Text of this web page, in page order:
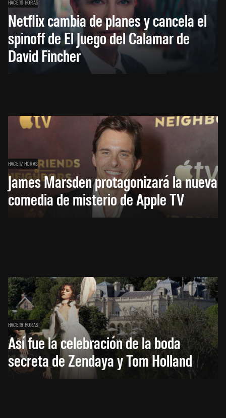
HACE 16 HORAS
Netflix cambia de planes y cancela el
spinoff de El Juego del Calamar de
David Fincher
HACE 17 HORAS
James Marsden protagonizará la nueva
comedia de misterio de Apple TV
HACE 18 HORAS
Así fue la celebración de la boda
secreta de Zendaya y Tom Holland